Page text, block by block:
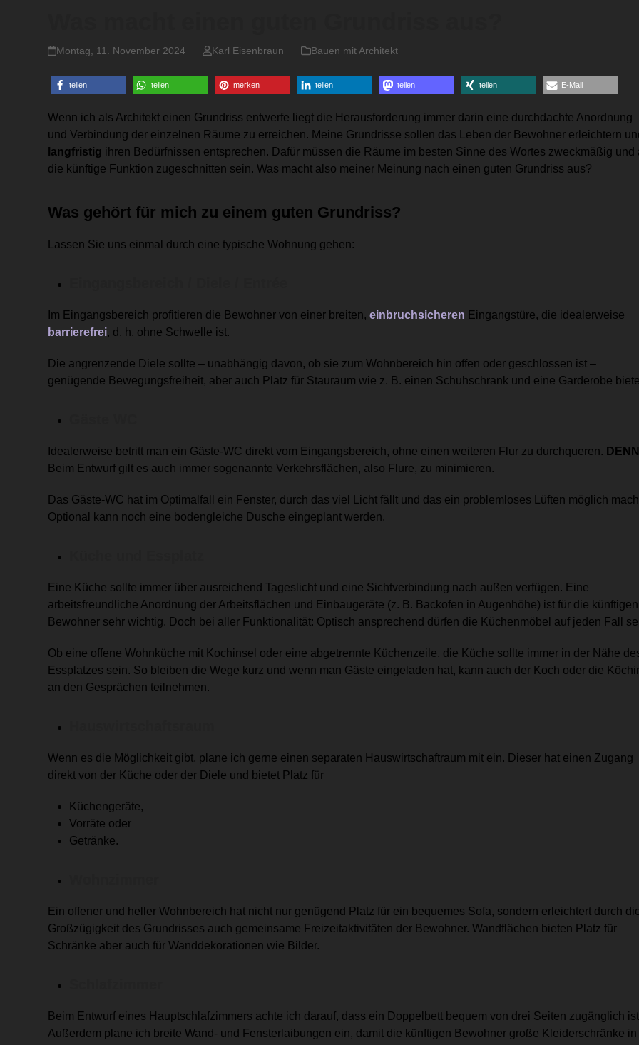
Montag, 11. November 2024 Karl Eisenbraun Bauen mit Architekt
teilen teilen merken teilen teilen teilen E-Mail
Wenn ich als Architekt einen Grundriss entwerfe liegt die Herausforderung immer darin eine durchdachte Anordnung
und Verbindung der einzelnen Räume zu erreichen. Meine Grundrisse sollen das Leben der Bewohner erleichtern
langfristig ihren Bedürfnissen entsprechen. Dafür müssen die Räume im besten Sinne des Wortes zweckmäßig und
die künftige Funktion zugeschnitten sein. Was macht also meiner Meinung nach einen guten Grundriss aus?
Was gehört für mich zu einem guten Grundriss?
Lassen Sie uns einmal durch eine typische Wohnung gehen:
Im Eingangsbereich profitieren die Bewohner von einer breiten,einbruchsicheren Eingangstüre, die idealerweise
barrierefrei, d. h. ohne Schwelle ist.
Die angrenzende Diele sollte – unabhängig davon, ob sie zum Wohnbereich hin offen oder geschlossen ist –
genügende Bewegungsfreiheit, aber auch Platz für Stauraum wie z. B. einen Schuhschrank und eine Garderobe
Idealerweise betritt man ein Gäste-WC direkt vom Eingangsbereich, ohne einen weiteren Flur zu durchqueren.
Beim Entwurf gilt es auch immer sogenannte Verkehrsflächen, also Flure, zu minimieren.
Das Gäste-WC hat im Optimalfall ein Fenster, durch das viel Licht fällt und das ein problemloses Lüften möglich
Optional kann noch eine bodengleiche Dusche eingeplant werden.
Eine Küche sollte immer über ausreichend Tageslicht und eine Sichtverbindung nach außen verfügen. Eine
arbeitsfreundliche Anordnung der Arbeitsflächen und Einbaugeräte (z. B. Backofen in Augenhöhe) ist für die künftigen
Bewohner sehr wichtig. Doch bei aller Funktionalität: Optisch ansprechend dürfen die Küchenmöbel auf jeden Fall
Ob eine offene Wohnküche mit Kochinsel oder eine abgetrennte Küchenzeile, die Küche sollte immer in der Nähe
Essplatzes sein. So bleiben die Wege kurz und wenn man Gäste eingeladen hat, kann auch der Koch oder die
an den Gesprächen teilnehmen.
Wenn es die Möglichkeit gibt, plane ich gerne einen separaten Hauswirtschaftraum mit ein. Dieser hat einen Zugang
direkt von der Küche oder der Diele und bietet Platz für
Küchengeräte,
Vorräte oder
Getränke.
Ein offener und heller Wohnbereich hat nicht nur genügend Platz für ein bequemes Sofa, sondern erleichtert durch
Großzügigkeit des Grundrisses auch gemeinsame Freizeitaktivitäten der Bewohner. Wandflächen bieten Platz für
Schränke aber auch für Wanddekorationen wie Bilder.
Beim Entwurf eines Hauptschlafzimmers achte ich darauf, dass ein Doppelbett bequem von drei Seiten zugänglich
Außerdem plane ich breite Wand- und Fensterlaibungen ein, damit die künftigen Bewohner große Kleiderschränke in